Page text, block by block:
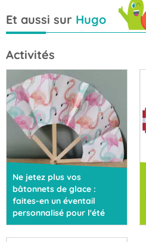
Et aussi sur Hugo
Activités
Ne jetez plus vos
bâtonnets de glace :
faites-en un éventail
personnalisé pour l'été